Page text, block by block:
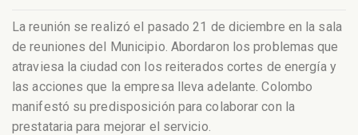
La reunión se realizó el pasado 21 de diciembre en la sala
de reuniones del Municipio. Abordaron los problemas que
atraviesa la ciudad con los reiterados cortes de energía y
las acciones que la empresa lleva adelante. Colombo
manifestó su predisposición para colaborar con la
prestataria para mejorar el servicio.